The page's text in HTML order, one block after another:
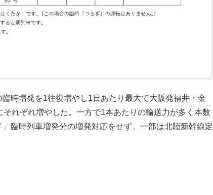
時増発を1往復増やし1日あたり最大で大阪発福井・金
れぞれ増やした。一方で1本あたりの輸送力が多く本数
臨時列車増発分の増発対応をせず、一部は北陸新幹線定